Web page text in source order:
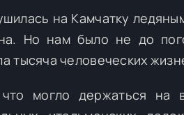
на Камчатку
Но нам было не до
тысяча человеческих
могло держаться на